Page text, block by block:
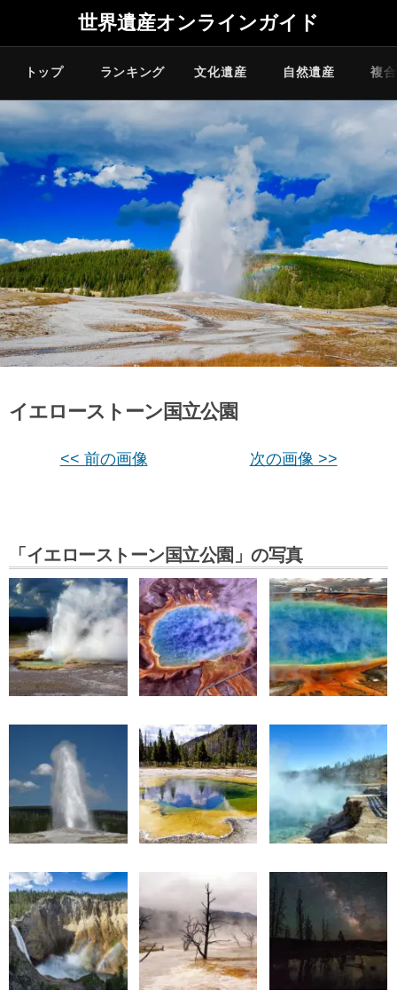
世界遺産オンラインガイド
トップ ランキング 文化遺産 自然遺産 複
イエローストーン国立公園
<< 前の画像 次の画像 >>
「イエローストーン国立公園」の写真